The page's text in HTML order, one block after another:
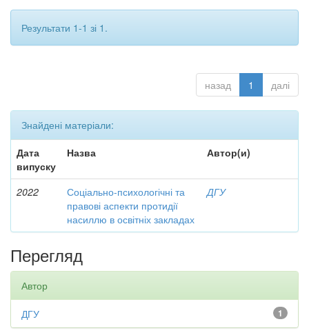
Результати 1-1 зі 1.
назад 1 далі
Знайдені матеріали:
Дата
випуску
Назва Автор(и)
2022
Соціально-психологічні та
правові аспекти протидії
насиллю в освітніх закладах
ДГУ
Перегляд
Автор
1
ДГУ